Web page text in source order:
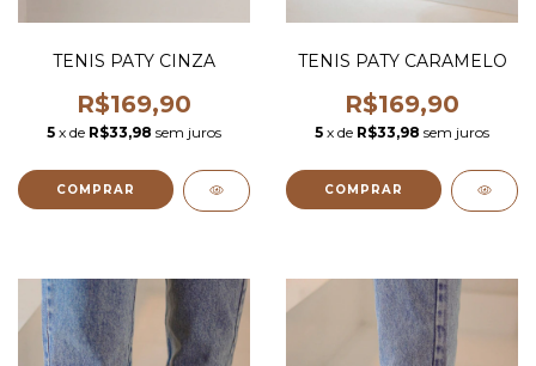
TENIS PATY CINZA
R$169,90
5 x de R$33,98 sem juros
COMPRAR
TENIS PATY CARAMELO
R$169,90
5 x de R$33,98 sem juros
COMPRAR